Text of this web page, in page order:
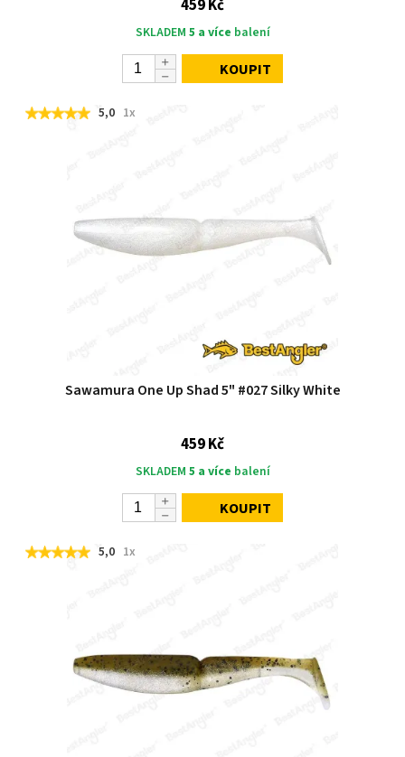
459 Kč
SKLADEM 5 a více balení
KOUPIT
5,0 1x
Sawamura One Up Shad 5" #027 Silky White
459 Kč
SKLADEM 5 a více balení
KOUPIT
5,0 1x